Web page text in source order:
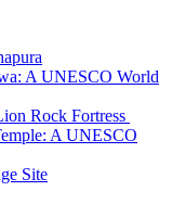
A UNESCO World
Rock Fortress
A UNESCO
Site